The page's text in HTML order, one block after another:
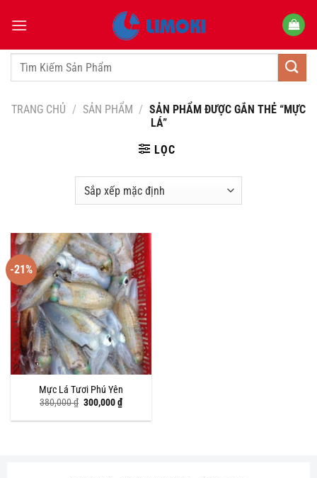
qua
dungTìm
TRANG CHỦ / SẢN PHẨM / SẢN PHẨM ĐƯỢC GẮN THẺ “MỰC
LÁ”
LỌC
-21%
Mực Lá Tươi Phú Yên
380,000₫ Giá
là:
300,000₫Giá
hiện
tại